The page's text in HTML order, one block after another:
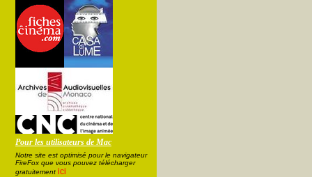
Pour les utilisateurs de Mac
Notre site est optimisé pour le navigateur
FireFox que vous pouvez télécharger
gratuitement ici